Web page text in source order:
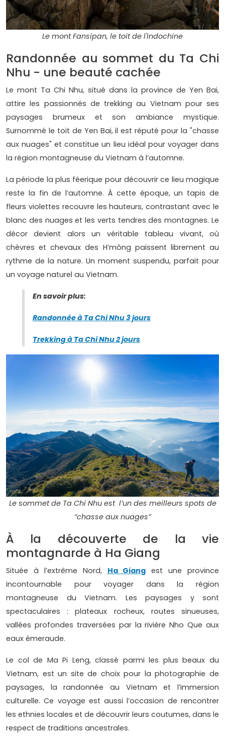
Le mont Fansipan, le toit de l'Indochine
Randonnée au sommet du Ta Chi
Nhu - une beauté cachée
Le mont Ta Chi Nhu, situé dans la province de Yen Bai,
attire les passionnés de trekking au Vietnam pour ses
paysages brumeux et son ambiance mystique.
Surnommé le toit de Yen Bai, il est réputé pour la "chasse
aux nuages" et constitue un lieu idéal pour voyager dans
la région montagneuse du Vietnam à l’automne.
La période la plus féerique pour découvrir ce lieu magique
reste la fin de l’automne. À cette époque, un tapis de
fleurs violettes recouvre les hauteurs, contrastant avec le
blanc des nuages et les verts tendres des montagnes. Le
décor devient alors un véritable tableau vivant, où
chèvres et chevaux des H’mông paissent librement au
rythme de la nature. Un moment suspendu, parfait pour
un voyage naturel au Vietnam.
En savoir plus:
Randonnée à Ta Chi Nhu 3 jours
Trekking à Ta Chi Nhu 2 jours
Le sommet de Ta Chi Nhu est l’un des meilleurs spots de
“chasse aux nuages”
À la découverte de la vie
montagnarde à Ha Giang
Située à l’extrême Nord, Ha Giang est une province
incontournable pour voyager dans la région
montagneuse du Vietnam. Les paysages y sont
spectaculaires : plateaux rocheux, routes sinueuses,
vallées profondes traversées par la rivière Nho Que aux
eaux émeraude.
Le col de Ma Pi Leng, classé parmi les plus beaux du
Vietnam, est un site de choix pour la photographie de
paysages, la randonnée au Vietnam et l’immersion
culturelle. Ce voyage est aussi l’occasion de rencontrer
les ethnies locales et de découvrir leurs coutumes, dans le
respect de traditions ancestrales.